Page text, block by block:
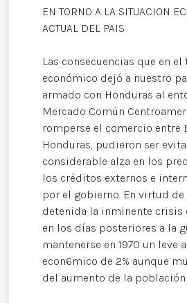
EN TORNO A LA SITUACION
ACTUAL DEL PAIS
Las consecuencias que en el
económico dejó a nuestro
armado con Honduras al
Mercado Común
romperse el comercio entre
Honduras, pudieron ser
considerable alza en los
los créditos externos e
por el gobierno. En virtud
detenida la inminente crisis
en los días posteriores a la
mantenerse en 1970 un leve
econ6mico de 2% aunque
del aumento de la población